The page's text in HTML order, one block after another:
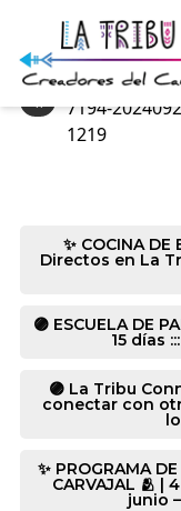
«
7194-
1219
✨ COCINA
Directos en La
🟣 ESCUELA DE
15 días
🟣 La Tribu
conectar con
✨ PROGRAMA
CARVAJAL 🫂 |
junio